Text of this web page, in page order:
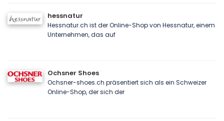
hessnatur
Hessnatur.ch ist der Online-Shop von Hessnatur, einem
Unternehmen, das auf
Ochsner Shoes
Ochsner-shoes.ch präsentiert sich als ein Schweizer
Online-Shop, der sich der